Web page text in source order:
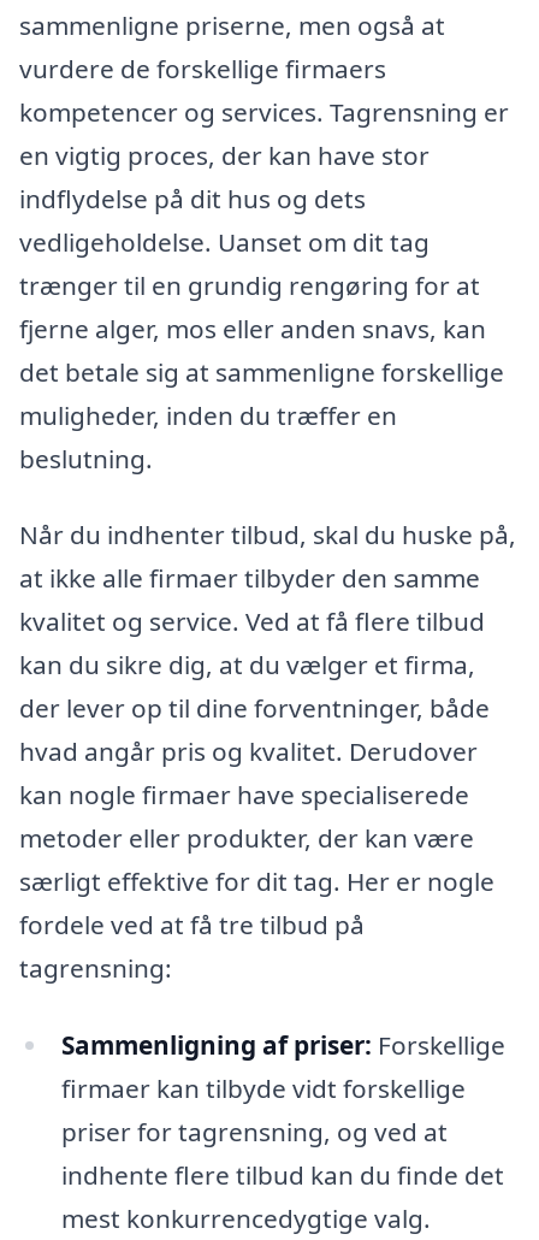
sammenligne priserne, men også at
vurdere de forskellige firmaers
kompetencer og services. Tagrensning er
en vigtig proces, der kan have stor
indflydelse på dit hus og dets
vedligeholdelse. Uanset om dit tag
trænger til en grundig rengøring for at
fjerne alger, mos eller anden snavs, kan
det betale sig at sammenligne forskellige
muligheder, inden du træffer en
beslutning.
Når du indhenter tilbud, skal du huske på,
at ikke alle firmaer tilbyder den samme
kvalitet og service. Ved at få flere tilbud
kan du sikre dig, at du vælger et firma,
der lever op til dine forventninger, både
hvad angår pris og kvalitet. Derudover
kan nogle firmaer have specialiserede
metoder eller produkter, der kan være
særligt effektive for dit tag. Her er nogle
fordele ved at få tre tilbud på
tagrensning:
Sammenligning af priser: Forskellige
firmaer kan tilbyde vidt forskellige
priser for tagrensning, og ved at
indhente flere tilbud kan du finde det
mest konkurrencedygtige valg.